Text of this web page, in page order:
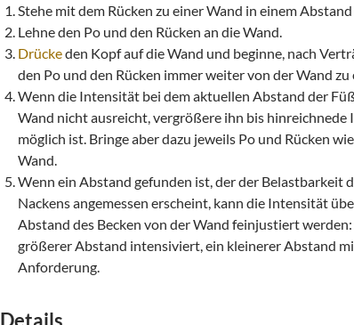
Stehe mit dem Rücken zu einer Wand in einem
Lehne den Po und den Rücken an die Wand.
Drückeden Kopf auf die Wand und beginne, nach
den Po und den Rücken immer weiter von der Wand
Wenn die Intensität bei dem aktuellen Abstand der
Wand nicht ausreicht, vergrößere ihn bis hinreichnede
möglich ist. Bringe aber dazu jeweils Po und Rücken
Wand.
Wenn ein Abstand gefunden ist, der der Belastbarkeit
Nackens angemessen erscheint, kann die Intensität
Abstand des Becken von der Wand feinjustiert werden:
größerer Abstand intensiviert, ein kleinerer Abstand
Anforderung.
Details